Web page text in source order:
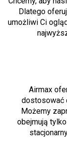
Dlatego
umożliwi Ci
Airmax
dostosować
Możemy
obejmują